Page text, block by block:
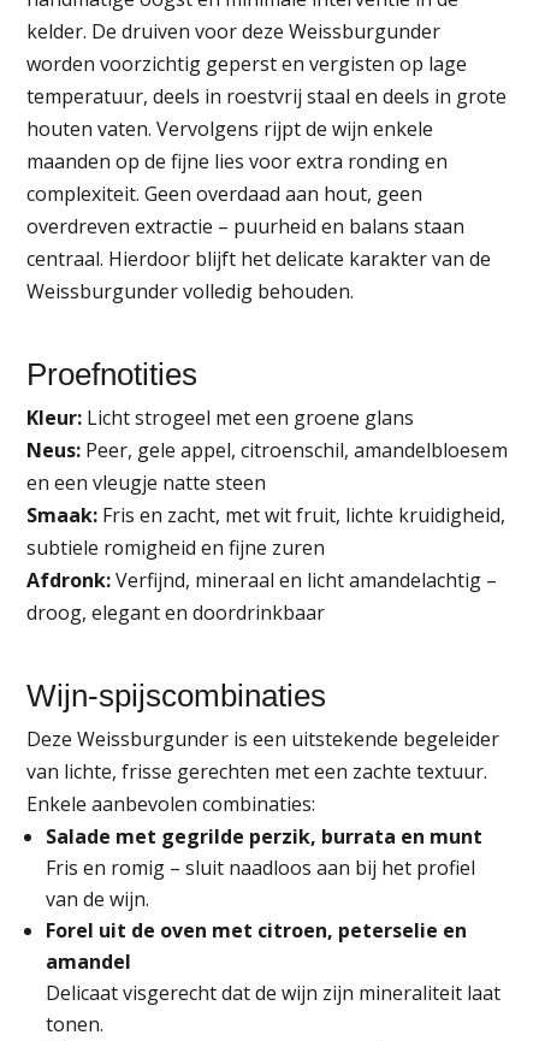
kelder. De druiven voor deze Weissburgunder
worden voorzichtig geperst en vergisten op lage
temperatuur, deels in roestvrij staal en deels in grote
houten vaten. Vervolgens rijpt de wijn enkele
maanden op de fijne lies voor extra ronding en
complexiteit. Geen overdaad aan hout, geen
overdreven extractie – puurheid en balans staan
centraal. Hierdoor blijft het delicate karakter van de
Weissburgunder volledig behouden.
Proefnotities
Kleur: Licht strogeel met een groene glans
Neus: Peer, gele appel, citroenschil, amandelbloesem
en een vleugje natte steen
Smaak: Fris en zacht, met wit fruit, lichte kruidigheid,
subtiele romigheid en fijne zuren
Afdronk:Verfijnd, mineraal en licht amandelachtig –
droog, elegant en doordrinkbaar
Wijn‑spijscombinaties
Deze Weissburgunder is een uitstekende begeleider
van lichte, frisse gerechten met een zachte textuur.
Enkele aanbevolen combinaties:
Salade met gegrilde perzik, burrata en munt
Fris en romig – sluit naadloos aan bij het profiel
van de wijn.
Forel uit de oven met citroen, peterselie en
amandel
Delicaat visgerecht dat de wijn zijn mineraliteit laat
tonen.